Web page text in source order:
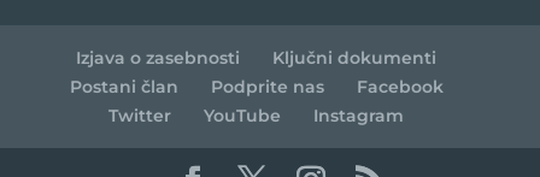
Izjava o zasebnosti
Ključni dokumenti
Postani član
Podprite nas
Facebook
Twitter
YouTube Instagram